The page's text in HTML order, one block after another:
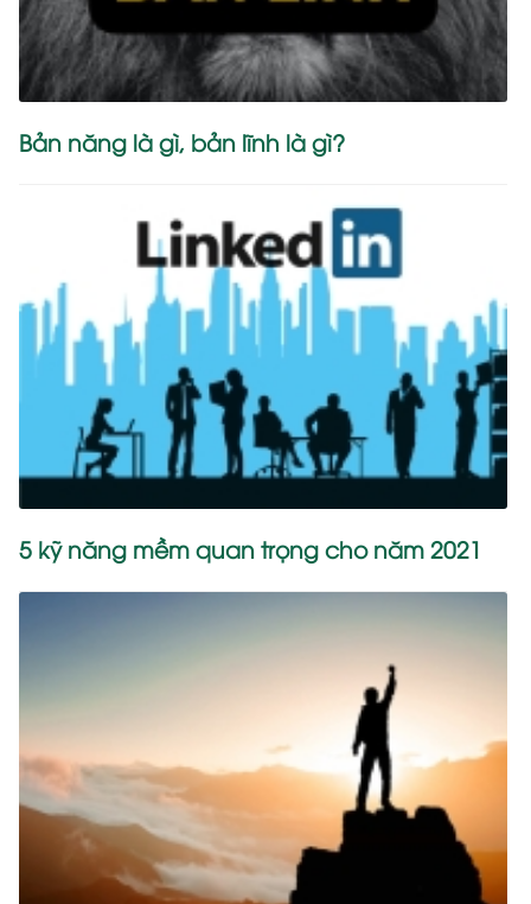
Bản năng là gì, bản lĩnh là gì?
5 kỹ năng mềm quan trọng cho năm 2021